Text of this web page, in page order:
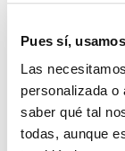
Pues sí,
Las
personalizada o
saber qué tal
todas, aunque
año con un
experimenta un
potenciar las
demandas de
compromiso